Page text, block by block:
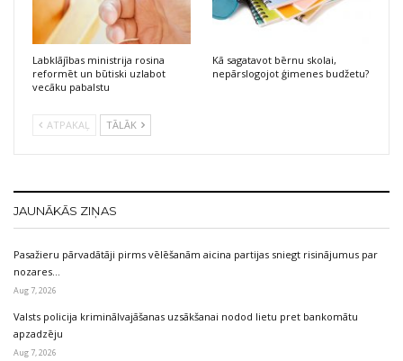
Labklājības ministrija rosina
reformēt un būtiski uzlabot
vecāku pabalstu
Kā sagatavot bērnu skolai,
nepārslogojot ģimenes budžetu?
ATPAKAĻ TĀLĀK
JAUNĀKĀS ZIŅAS
Pasažieru pārvadātāji pirms vēlēšanām aicina partijas sniegt risinājumus par
nozares…
Aug 7, 2026
Valsts policija kriminālvajāšanas uzsākšanai nodod lietu pret bankomātu
apzadzēju
Aug 7, 2026